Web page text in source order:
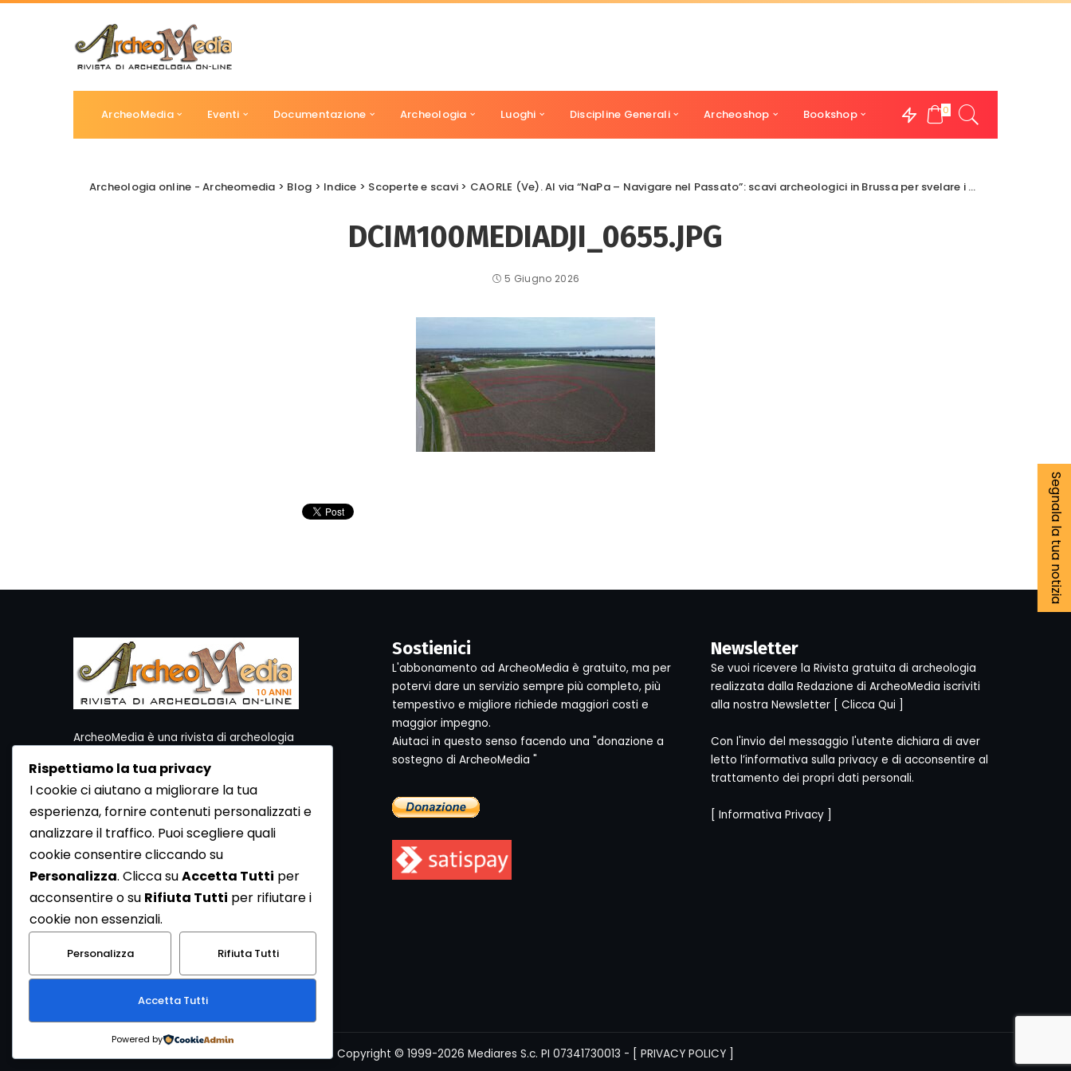
ArcheoMedia Eventi Documentazione Archeologia Luoghi Discipline Generali Archeoshop Bookshop 0
Archeologia online - Archeomedia > Blog > Indice > Scoperte e scavi > CAORLE (Ve). Al via “NaPa – Navigare nel Passato”: scavi archeologici in Brussa per svelare i misteri della “villa”.
DCIM100MEDIADJI_0655.JPG
5 Giugno 2026
Segnala la tua notizia
ArcheoMedia è una rivista di archeologia
Per contattare la Redazione potete utilizzare i
seguenti recapiti:
Redazione ArcheoMedia c/o Mediares S.c.
Via Gioberti 80/D - 10128 Torino
Tel 011.5806363 - Fax 011.5808561
http://www.mediares.to.it
http://www.didatticatorino.it
Sostienici
L'abbonamento ad ArcheoMedia è gratuito, ma per
potervi dare un servizio sempre più completo, più
tempestivo e migliore richiede maggiori costi e
maggior impegno.
Aiutaci in questo senso facendo una "donazione a
sostegno di ArcheoMedia "
Newsletter
Se vuoi ricevere la Rivista gratuita di archeologia
realizzata dalla Redazione di ArcheoMedia iscriviti
alla nostra Newsletter [ Clicca Qui ]
Con l'invio del messaggio l'utente dichiara di aver
letto l’informativa sulla privacy e di acconsentire al
trattamento dei propri dati personali.
[ Informativa Privacy]
Copyright © 1999-2026 Mediares S.c. PI 07341730013 - [ PRIVACY POLICY ]
Rispettiamo la tua privacy
I cookie ci aiutano a migliorare la tua
esperienza, fornire contenuti personalizzati e
analizzare il traffico. Puoi scegliere quali
cookie consentire cliccando su
Personalizza. Clicca suAccetta Tutti per
acconsentire o su Rifiuta Tutti per rifiutare i
cookie non essenziali.
Personalizza Rifiuta Tutti
Accetta Tutti
Powered by